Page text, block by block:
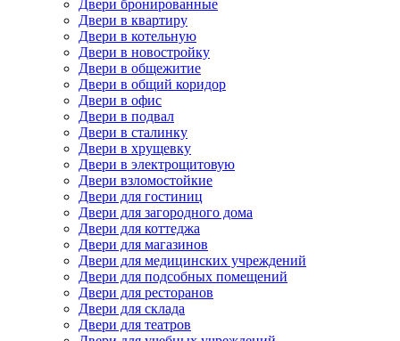
Двери бронированные
Двери в квартиру
Двери в котельную
Двери в новостройку
Двери в общежитие
Двери в общий коридор
Двери в офис
Двери в подвал
Двери в сталинку
Двери в хрущевку
Двери в электрощитовую
Двери взломостойкие
Двери для гостиниц
Двери для загородного дома
Двери для коттеджа
Двери для магазинов
Двери для медицинских учреждений
Двери для подсобных помещений
Двери для ресторанов
Двери для склада
Двери для театров